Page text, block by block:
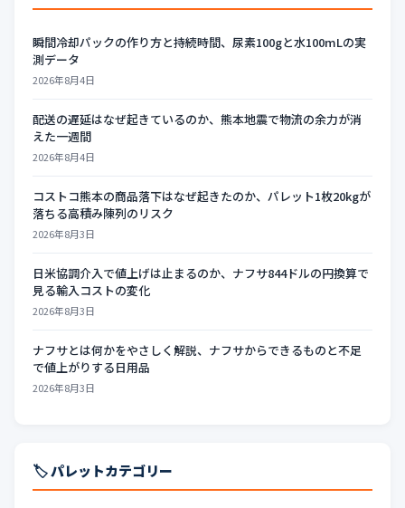
瞬間冷却パックの作り方と持続時間、尿素100gと水100mLの実
測データ
2026年8月4日
配送の遅延はなぜ起きているのか、熊本地震で物流の余力が消
えた一週間
2026年8月4日
コストコ熊本の商品落下はなぜ起きたのか、パレット1枚20kgが
落ちる高積み陳列のリスク
2026年8月3日
日米協調介入で値上げは止まるのか、ナフサ844ドルの円換算で
見る輸入コストの変化
2026年8月3日
ナフサとは何かをやさしく解説、ナフサからできるものと不足
で値上がりする日用品
2026年8月3日
🏷️ パレットカテゴリー